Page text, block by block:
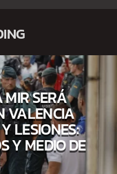
SERÁ
VALENCIA
LESIONES:
Y MEDIO DE